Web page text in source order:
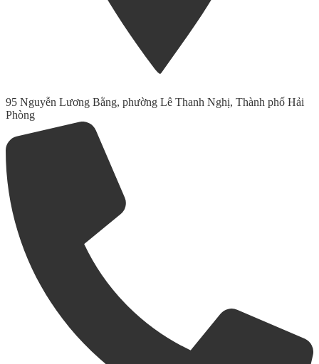
95 Nguyễn Lương Bằng, phường Lê Thanh Nghị, Thành phố Hải
Phòng